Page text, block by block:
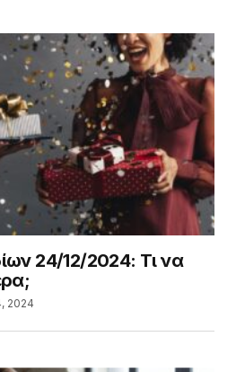
24/12/2024: Τι να
2024